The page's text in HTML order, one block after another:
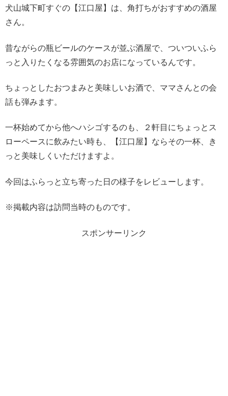
犬山城下町すぐの【江口屋】は、角打ちがおすすめの酒屋
さん。
昔ながらの瓶ビールのケースが並ぶ酒屋で、ついついふら
っと入りたくなる雰囲気のお店になっているんです。
ちょっとしたおつまみと美味しいお酒で、ママさんとの会
話も弾みます。
一杯始めてから他へハシゴするのも、２軒目にちょっとス
ローペースに飲みたい時も、【江口屋】ならその一杯、き
っと美味しくいただけますよ。
今回はふらっと立ち寄った日の様子をレビューします。
※掲載内容は訪問当時のものです。
スポンサーリンク